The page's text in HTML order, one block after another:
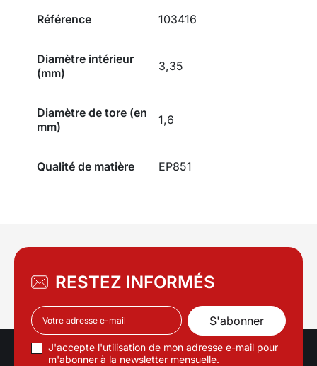
Référence 103416
Diamètre intérieur
(mm)
3,35
Diamètre de tore (en
mm)
1,6
Qualité de matière EP851
RESTEZ INFORMÉS
J'accepte l'utilisation de mon adresse e-mail pour
m'abonner à la newsletter mensuelle.